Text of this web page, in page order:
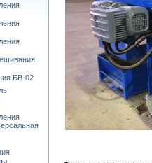
БВ-02